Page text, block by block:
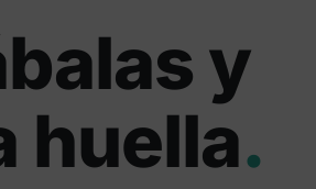
y
huella.